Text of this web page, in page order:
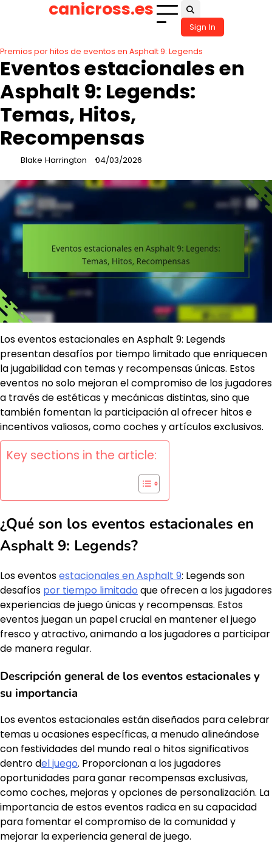
canicross.es
Sign In
Premios por hitos de eventos en Asphalt 9: Legends
Eventos estacionales en
Asphalt 9: Legends:
Temas, Hitos,
Recompensas
Blake Harrington 04/03/2026
Los eventos estacionales en Asphalt 9: Legends
presentan desafíos por tiempo limitado que enriquecen
la jugabilidad con temas y recompensas únicas. Estos
eventos no solo mejoran el compromiso de los jugadores
a través de estéticas y mecánicas distintas, sino que
también fomentan la participación al ofrecer hitos e
incentivos valiosos, como coches y artículos exclusivos.
Key sections in the article:
¿Qué son los eventos estacionales en
Asphalt 9: Legends?
Los eventosestacionales en Asphalt 9: Legends son
desafíos por tiempo limitado que ofrecen a los jugadores
experiencias de juego únicas y recompensas. Estos
eventos juegan un papel crucial en mantener el juego
fresco y atractivo, animando a los jugadores a participar
de manera regular.
Descripción general de los eventos estacionales y
su importancia
Los eventos estacionales están diseñados para celebrar
temas u ocasiones específicas, a menudo alineándose
con festividades del mundo real o hitos significativos
dentro del juego. Proporcionan a los jugadores
oportunidades para ganar recompensas exclusivas,
como coches, mejoras y opciones de personalización. La
importancia de estos eventos radica en su capacidad
para fomentar el compromiso de la comunidad y
mejorar la experiencia general de juego.